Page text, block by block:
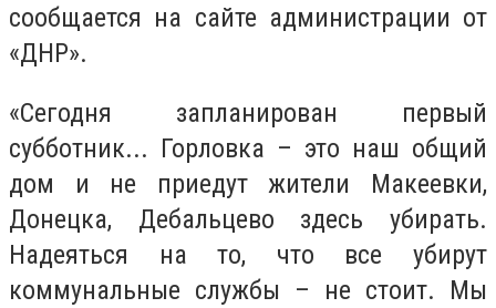
сообщается на сайте администрации от
«ДНР».
«Сегодня запланирован первый
субботник... Горловка – это наш общий
дом и не приедут жители Макеевки,
Донецка, Дебальцево здесь убирать.
Надеяться на то, что все убирут
коммунальные службы – не стоит. Мы